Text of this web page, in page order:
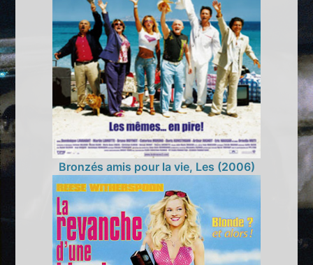
Bronzés amis pour la vie, Les (2006)